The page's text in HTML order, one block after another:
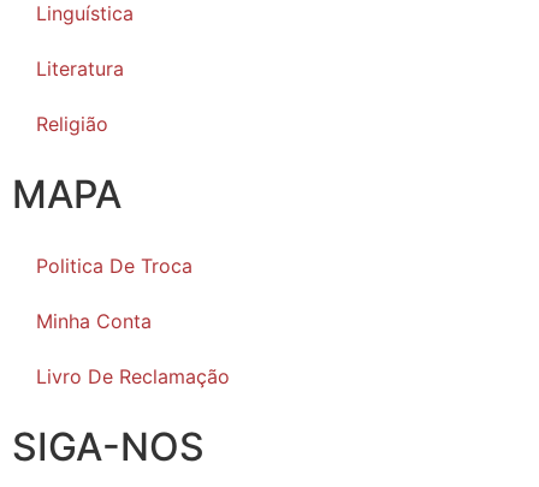
Linguística
Literatura
Religião
MAPA
Politica De Troca
Minha Conta
Livro De Reclamação
SIGA-NOS